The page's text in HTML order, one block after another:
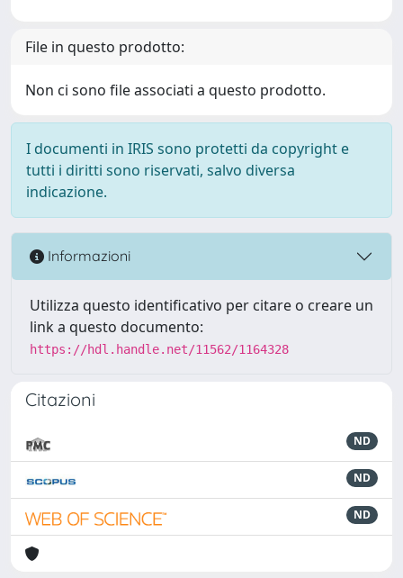
File in questo prodotto:
Non ci sono file associati a questo prodotto.
I documenti in IRIS sono protetti da copyright e
tutti i diritti sono riservati, salvo diversa
indicazione.
Informazioni
Utilizza questo identificativo per citare o creare un
link a questo documento:
https://hdl.handle.net/11562/1164328
Citazioni
ND
ND
ND